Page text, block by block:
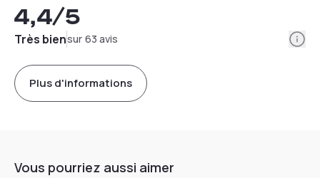
4,4/5
Très biensur 63 avis
Plus d'informations
Vous pourriez aussi aimer